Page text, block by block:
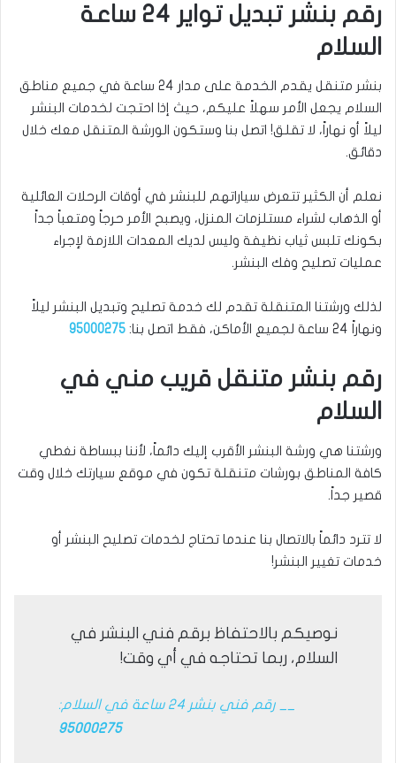
رقم بنشر تبديل تواير 24 ساعة
السلام
بنشر متنقل يقدم الخدمة على مدار 24 ساعة في جميع مناطق
السلام يجعل الأمر سهلاً عليكم، حيث إذا احتجت لخدمات البنشر
ليلاً أو نهاراً، لا تقلق! اتصل بنا وستكون الورشة المتنقل معك خلال
دقائق.
نعلم أن الكثير تتعرض سياراتهم للبنشر في أوقات الرحلات العائلية
أو الذهاب لشراء مستلزمات المنزل، ويصبح الأمر حرجاً ومتعباً جداً
بكونك تلبس ثياب نظيفة وليس لديك المعدات اللازمة لإجراء
عمليات تصليح وفك البنشر.
لذلك ورشتنا المتنقلة تقدم لك خدمة تصليح وتبديل البنشر ليلاً
ونهاراً 24 ساعة لجميع الأماكن، فقط اتصل بنا:
95000275
رقم بنشر متنقل قريب مني في
السلام
ورشتنا هي ورشة البنشر الأقرب إليك دائماً، لأننا ببساطة نغطي
كافة المناطق بورشات متنقلة تكون في موقع سيارتك خلال وقت
قصير جداً.
لا تترد دائماً بالاتصال بنا عندما تحتاج لخدمات تصليح البنشر أو
خدمات تغيير البنشر!
نوصيكم بالاحتفاظ برقم فني البنشر في
السلام، ربما تحتاجه في أي وقت!
__ رقم فني بنشر 24 ساعة في السلام:
95000275